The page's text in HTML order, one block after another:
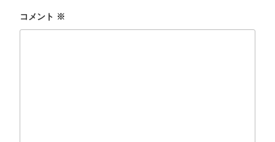
コメント ※